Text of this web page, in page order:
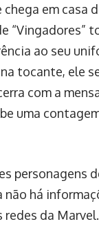
em casa
“Vingadores”
ao seu
tocante, ele
com a
uma
personagens
há
da Marvel.